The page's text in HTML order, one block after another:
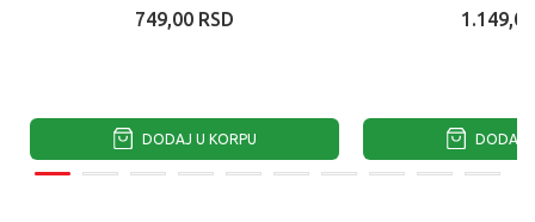
749,00 RSD
DODAJ U KORPU
1.149,00
DODAJ